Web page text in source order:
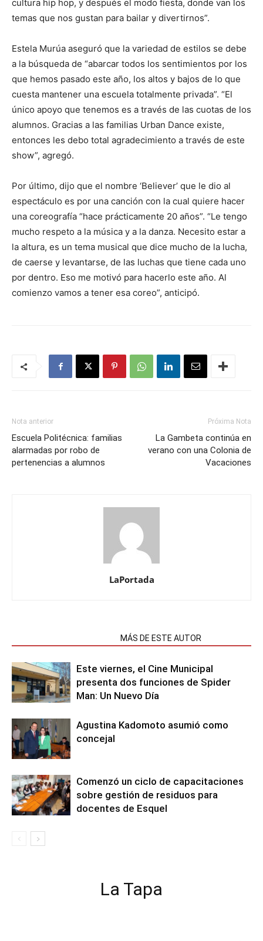
cultura hip hop, y después el modo fiesta, donde van los
temas que nos gustan para bailar y divertirnos”.
Estela Murúa aseguró que la variedad de estilos se debe
a la búsqueda de “abarcar todos los sentimientos por los
que hemos pasado este año, los altos y bajos de lo que
cuesta mantener una escuela totalmente privada”. “El
único apoyo que tenemos es a través de las cuotas de los
alumnos. Gracias a las familias Urban Dance existe,
entonces les debo total agradecimiento a través de este
show”, agregó.
Por último, dijo que el nombre ‘Believer’ que le dio al
espectáculo es por una canción con la cual quiere hacer
una coreografía “hace prácticamente 20 años”. “Le tengo
mucho respeto a la música y a la danza. Necesito estar a
la altura, es un tema musical que dice mucho de la lucha,
de caerse y levantarse, de las luchas que tiene cada uno
por dentro. Eso me motivó para hacerlo este año. Al
comienzo vamos a tener esa coreo”, anticipó.
Nota anterior
Escuela Politécnica: familias
alarmadas por robo de
pertenencias a alumnos
Próxima Nota
La Gambeta continúa en
verano con una Colonia de
Vacaciones
LaPortada
MÁS DE ESTE AUTOR
Este viernes, el Cine Municipal
presenta dos funciones de Spider
Man: Un Nuevo Día
Agustina Kadomoto asumió como
concejal
Comenzó un ciclo de capacitaciones
sobre gestión de residuos para
docentes de Esquel
La Tapa